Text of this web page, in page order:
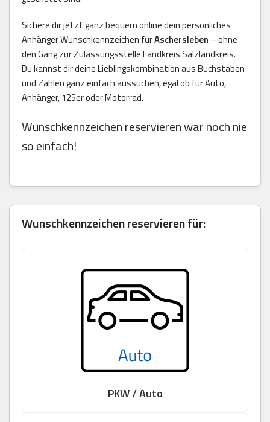
Sichere dir jetzt ganz bequem online dein persönliches
Anhänger Wunschkennzeichen fürAschersleben – ohne
den Gang zur Zulassungsstelle Landkreis Salzlandkreis.
Du kannst dir deine Lieblingskombination aus Buchstaben
und Zahlen ganz einfach aussuchen, egal ob für Auto,
Anhänger, 125er oder Motorrad.
Wunschkennzeichen reservieren war noch nie
so einfach!
Wunschkennzeichen reservieren für:
PKW / Auto